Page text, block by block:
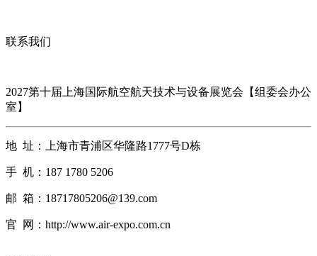
联系我们
2027第十届上海国际航空航天技术与设备展览会【组委会办公
室】
地 址：上海市青浦区华隆路1777号D栋
手 机：187 1780 5206
邮 箱：18717805206@139.com
官 网：http://www.air-expo.com.cn